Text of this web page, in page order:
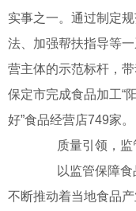
实事之一。通过制定
法、加强帮扶指导等
营主体的示范标杆，
保定市完成食品加工“
好”食品经营店749家。
质量引领，监
以监管保障食
不断推动着当地食品产